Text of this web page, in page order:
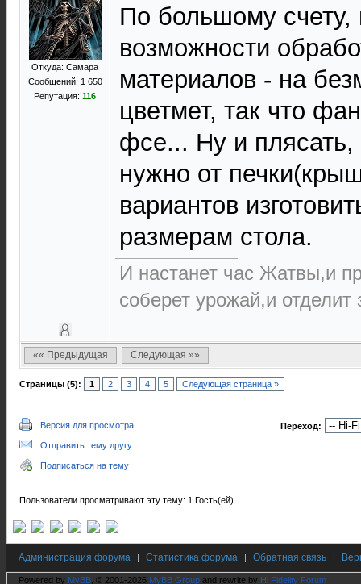
Откуда: Самара
Сообщений: 1 650
Репутация: 116
По большому счету,
возможности
материалов - на
цветмет, так что
фсе... Ну и плясать,
нужно от
вариантов
размерам стола.
И настанет час Жатвы,и
соберет урожай,и отделит
«« Предыдущая Следующая »»
Страницы (5): 1 2 3 4 5 Следующая страница »
Версия для просмотра
Отправить тему другу
Подписаться на тему
Переход:
Пользователи просматривают эту тему: 1 Гость(ей)
Администрация форума | Статистика форума | Обратная связь |
Powered by MyBB , © 2001-2026 MyBB Group and rewrite by Hi Fidelity Forum